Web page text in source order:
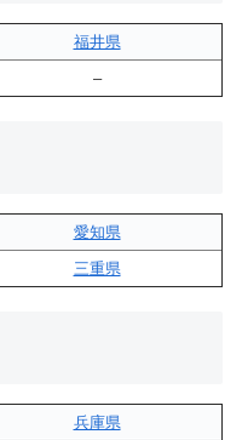
福井県
–
愛知県
三重県
兵庫県